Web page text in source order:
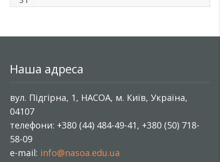
Наша адреса
вул. Підгірна, 1, НАСОА, м. Київ, Україна,
04107
телефони: +380 (44) 484-49-41, +380 (50) 718-
58-09
e-mail: info@nasoa.edu.ua